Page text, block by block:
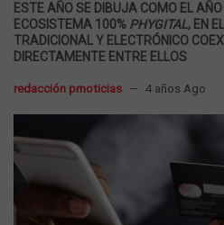
ESTE AÑO SE DIBUJA COMO EL
ECOSISTEMA 100% PHYGITAL, EN
TRADICIONAL Y ELECTRÓNICO
DIRECTAMENTE ENTRE ELLOS
redacción prnoticias 4 años Ago